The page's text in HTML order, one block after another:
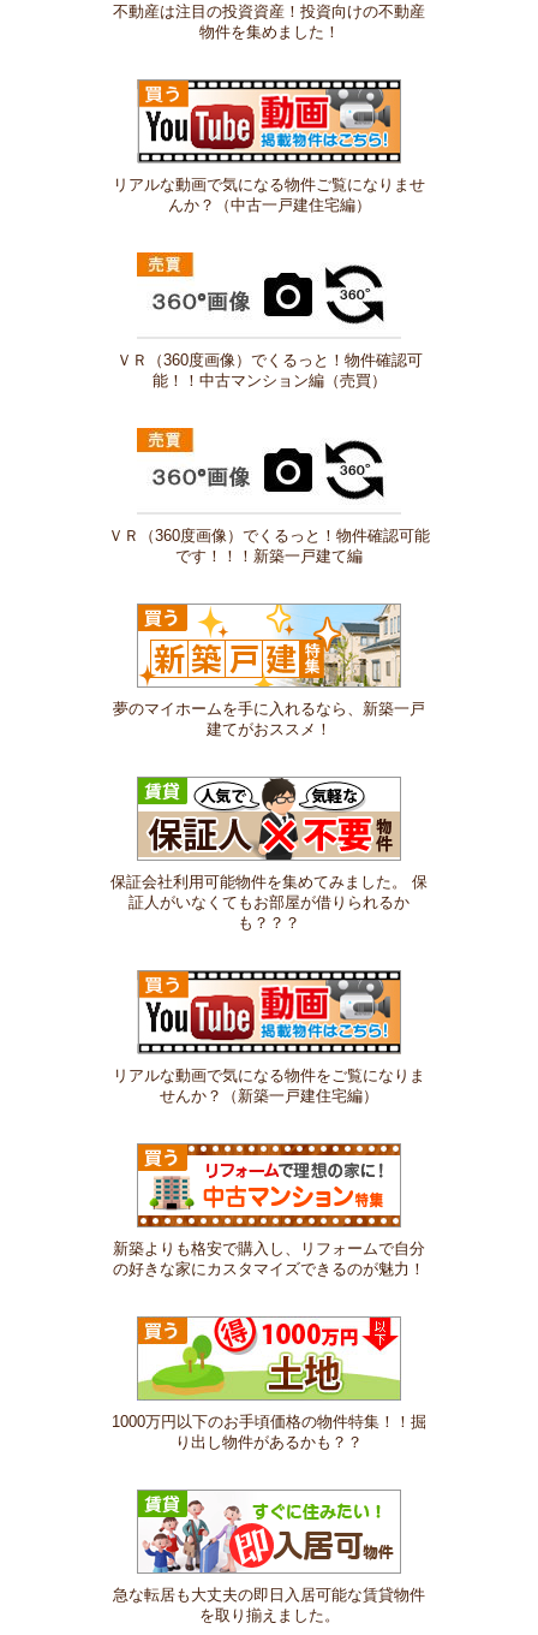
不動産は注目の投資資産！投資向けの不動産
物件を集めました！
リアルな動画で気になる物件ご覧になりませ
んか？（中古一戸建住宅編）
ＶＲ（360度画像）でくるっと！物件確認可
能！！中古マンション編（売買）
ＶＲ（360度画像）でくるっと！物件確認可能
です！！！新築一戸建て編
夢のマイホームを手に入れるなら、新築一戸
建てがおススメ！
保証会社利用可能物件を集めてみました。 保
証人がいなくてもお部屋が借りられるか
も？？？
リアルな動画で気になる物件をご覧になりま
せんか？（新築一戸建住宅編）
新築よりも格安で購入し、リフォームで自分
の好きな家にカスタマイズできるのが魅力！
1000万円以下のお手頃価格の物件特集！！掘
り出し物件があるかも？？
急な転居も大丈夫の即日入居可能な賃貸物件
を取り揃えました。